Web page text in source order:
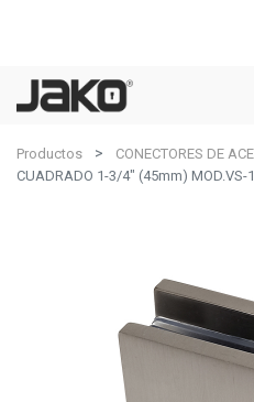
Productos CONECTORES DE
CUADRADO 1-3/4" (45mm) MOD.VS-